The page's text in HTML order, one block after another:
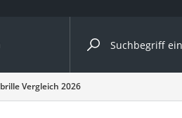
nach Kategorie
Vergleich 2026